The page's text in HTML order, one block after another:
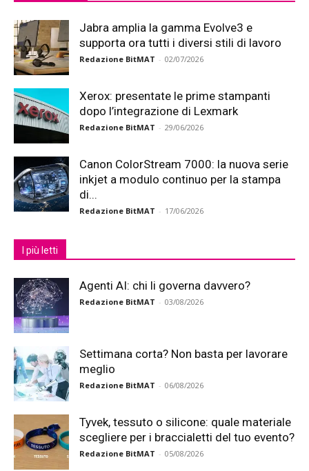
Jabra amplia la gamma Evolve3 e
supporta ora tutti i diversi stili di lavoro
Redazione BitMAT - 02/07/2026
Xerox: presentate le prime stampanti
dopo l’integrazione di Lexmark
Redazione BitMAT - 29/06/2026
Canon ColorStream 7000: la nuova serie
inkjet a modulo continuo per la stampa
di...
Redazione BitMAT - 17/06/2026
I più letti
Agenti AI: chi li governa davvero?
Redazione BitMAT - 03/08/2026
Settimana corta? Non basta per lavorare
meglio
Redazione BitMAT - 06/08/2026
Tyvek, tessuto o silicone: quale materiale
scegliere per i braccialetti del tuo evento?
Redazione BitMAT - 05/08/2026